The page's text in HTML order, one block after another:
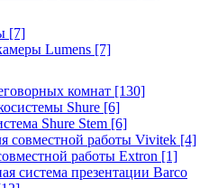
[7]
Lumens [7]
комнат [130]
Shure [6]
Shure Stem [6]
совместной работы Vivitek [4]
работы Extron [1]
система презентации Barco